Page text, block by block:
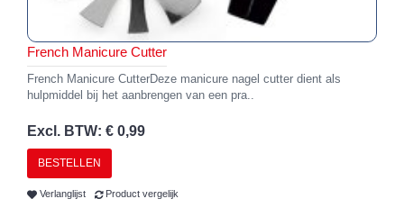
French Manicure Cutter
French Manicure CutterDeze manicure nagel cutter dient als
hulpmiddel bij het aanbrengen van een pra..
Excl. BTW: € 0,99
BESTELLEN
Verlanglijst Product vergelijk